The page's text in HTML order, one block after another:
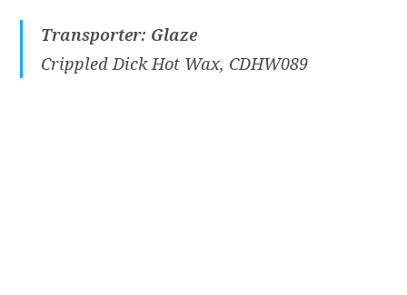
Transporter: Glaze
Crippled Dick Hot Wax, CDHW089